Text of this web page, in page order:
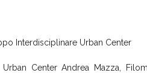
Interdisciplinare Urban Center
Center Andrea Mazza,